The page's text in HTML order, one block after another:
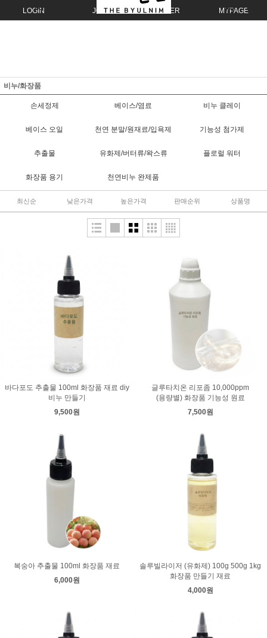
LOGIN JOIN ORDER MYPAGE
비누/화장품
손세정제 베이스/염료 비누 클레이
베이스 오일 천연 분말/원재료/입욕제 기능성 첨가제
추출물 유화제/버터류/왁스류 플로럴 워터
화장품 용기 천연비누 완제품
최신순 낮은가격 높은가격 판매순위 상품명
바다포도 추출물 100ml 화장품 재료 diy
비누 만들기
9,500원
글루타치온 리포좀 10,000ppm
(용량별) 화장품 기능성 원료
7,500원
복숭아 추출물 100ml 화장품 재료
6,000원
솔루빌라이저 (유화제) 100g 500g 1kg
화장품 만들기 재료
4,000원